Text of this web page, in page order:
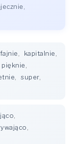
fajnie, kapitalnie,
pięknie,
, super,
,
,